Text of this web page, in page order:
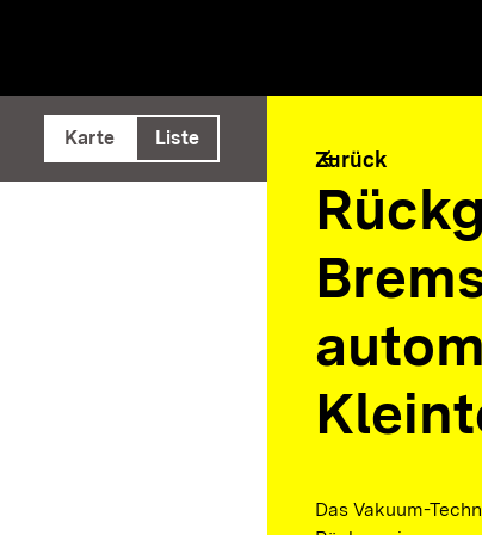
ausführen
Karte Liste
arrow_back
Zurück
Das Vakuum-